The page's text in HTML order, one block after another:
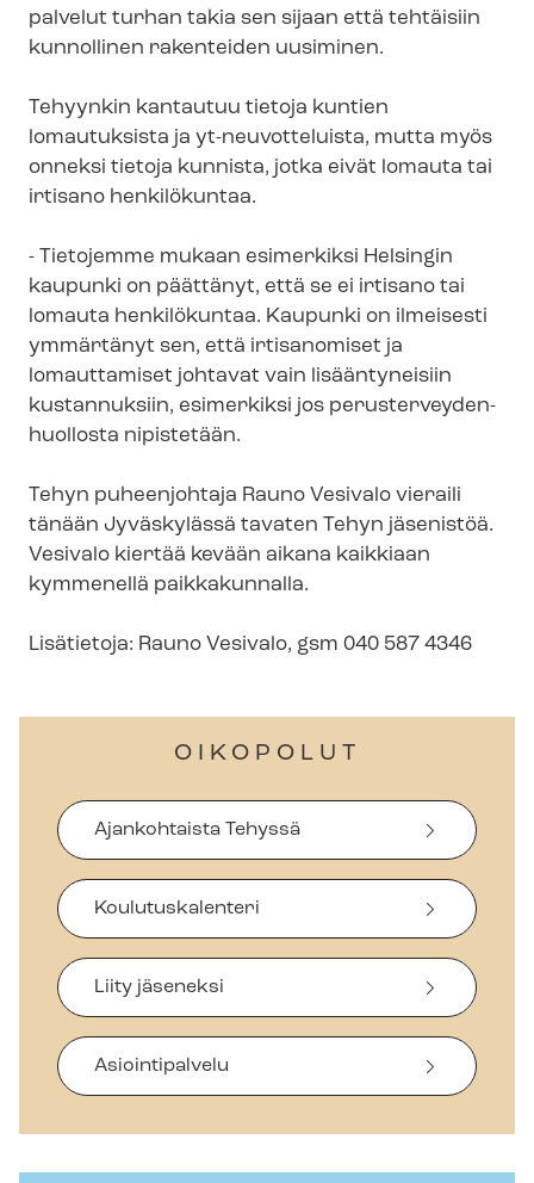
palvelut turhan takia sen sijaan että tehtäisiin
kunnollinen rakenteiden uusiminen.
Tehyynkin kantautuu tietoja kuntien
lomautuksista ja yt-neuvotteluista, mutta myös
onneksi tietoja kunnista, jotka eivät lomauta tai
irtisano henkilökuntaa.
- Tietojemme mukaan esimerkiksi Helsingin
kaupunki on päättänyt, että se ei irtisano tai
lomauta henkilökuntaa. Kaupunki on ilmeisesti
ymmärtänyt sen, että irtisanomiset ja
lomauttamiset johtavat vain lisääntyneisiin
kustannuksiin, esimerkiksi jos pe­rus­ter­vey­den­
huol­los­ta nipistetään.
Tehyn puheenjohtaja Rauno Vesivalo vieraili
tänään Jyväskylässä tavaten Tehyn jäsenistöä.
Vesivalo kiertää kevään aikana kaikkiaan
kymmenellä paikkakunnalla.
Lisätietoja: Rauno Vesivalo, gsm 040 587 4346
OIKOPOLUT
Ajankohtaista Tehyssä
Koulutuskalenteri
Liity jäseneksi
Asiointipalvelu